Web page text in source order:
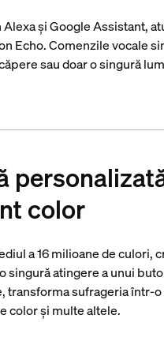
și Google Assistant,
Echo. Comenzile vocale
sau doar o singură
color
a 16 milioane de culori,
atingere a unui
sufrageria într-o
color și multe altele.